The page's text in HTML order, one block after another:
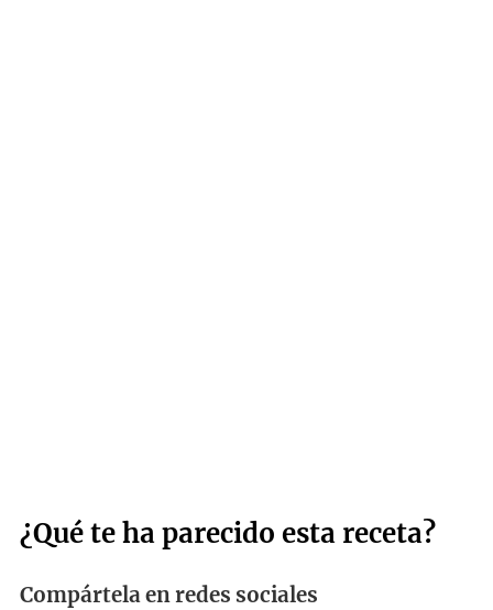
¿Qué te ha parecido esta receta?
Compártela en redes sociales